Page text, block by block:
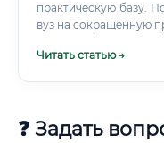
практическую базу.
вуз на сокращённую
Читать статью →
❓ Задать